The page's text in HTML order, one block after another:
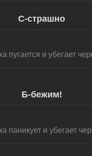
С-страшно
пугается и убегает
Б-бежим!
паникует и убегает